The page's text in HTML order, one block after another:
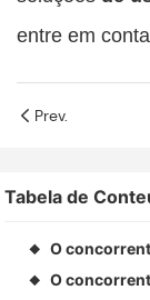
entre em
Prev.
Tabela de
◆ O
◆ O